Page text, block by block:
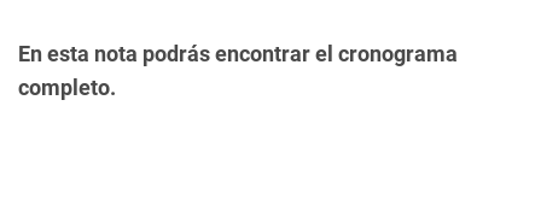
En esta nota podrás encontrar el cronograma
completo.